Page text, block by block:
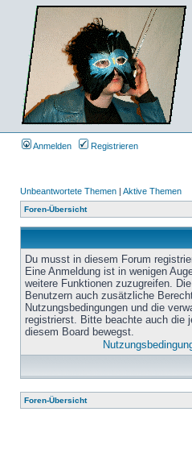
Anmelden Registrieren
Unbeantwortete Themen | Aktive Themen
Foren-Übersicht
Du musst in diesem Forum
Eine Anmeldung ist in wenigen
weitere Funktionen zuzugreifen.
Benutzern auch zusätzliche
Nutzungsbedingungen und die
registrierst. Bitte beachte auch die
diesem Board bewegst.
Foren-Übersicht